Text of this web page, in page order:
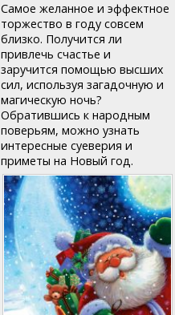
Самое желанное и эффектное
торжество в году совсем
близко. Получится ли
привлечь счастье и
заручится помощью высших
сил, используя загадочную и
магическую ночь?
Обратившись к народным
поверьям, можно узнать
интересные суеверия и
приметы на Новый год.